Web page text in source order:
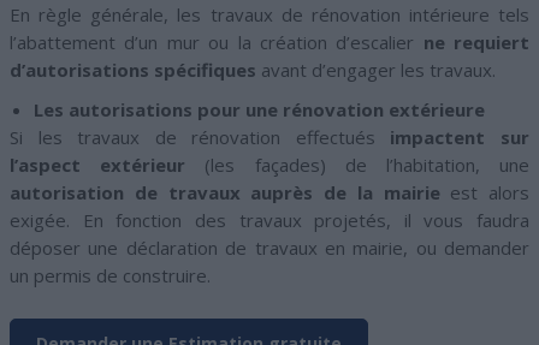
En règle générale, les travaux de rénovation intérieure tels
l’abattement d’un mur ou la création d’escalier ne requiert
d’autorisations spécifiques avant d’engager les travaux.
Les autorisations pour une rénovation extérieure
Si les travaux de rénovation effectués impactent sur
l’aspect extérieur (les façades) de l’habitation, une
autorisation de travaux auprès de la mairie est alors
exigée. En fonction des travaux projetés, il vous faudra
déposer une déclaration de travaux en mairie, ou demander
un permis de construire.